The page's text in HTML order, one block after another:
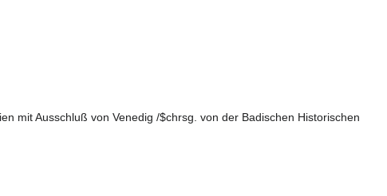
mit Ausschluß von Venedig /$chrsg. von der Badischen Historischen